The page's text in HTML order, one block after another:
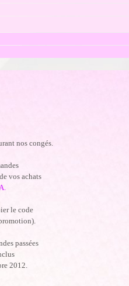
nos congés.
vos achats
le code
passées
2012.